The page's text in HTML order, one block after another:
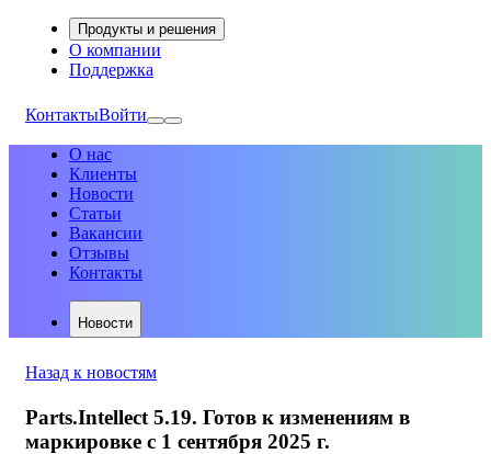
Продукты и решения
О компании
Поддержка
КонтактыВойти
О нас
Клиенты
Новости
Статьи
Вакансии
Отзывы
Контакты
Новости
Назад к новостям
Parts.Intellect 5.19. Готов к изменениям в
маркировке с 1 сентября 2025 г.